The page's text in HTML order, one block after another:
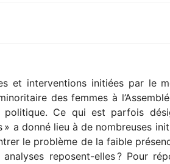
et interventions initiées par le
des femmes à
politique. Ce qui est parfois
a donné lieu à de nombreuses
le problème de la faible
reposent-elles ? Pour